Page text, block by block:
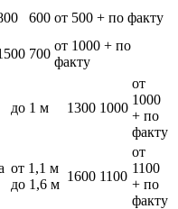
600 от 500 + по факту
700
от 1000 + по
факту
до 1 м 1300 1000
от
1000
+ по
факту
от 1,1 м
до 1,6 м
1600 1100
от
1100
+ по
факту